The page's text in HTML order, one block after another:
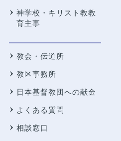
神学校・キリスト教教
育主事
教会・伝道所
教区事務所
日本基督教団への献金
よくある質問
相談窓口